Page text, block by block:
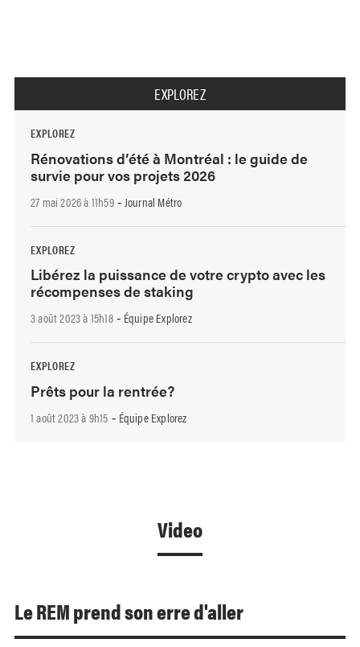
EXPLOREZ
EXPLOREZ
Rénovations d’été à Montréal : le guide de
survie pour vos projets 2026
27 mai 2026 à 11h59- Journal Métro
EXPLOREZ
Libérez la puissance de votre crypto avec les
récompenses de staking
3 août 2023 à 15h18- Équipe Explorez
EXPLOREZ
Prêts pour la rentrée?
1 août 2023 à 9h15 - Équipe Explorez
Video
Le REM prend son erre d'aller